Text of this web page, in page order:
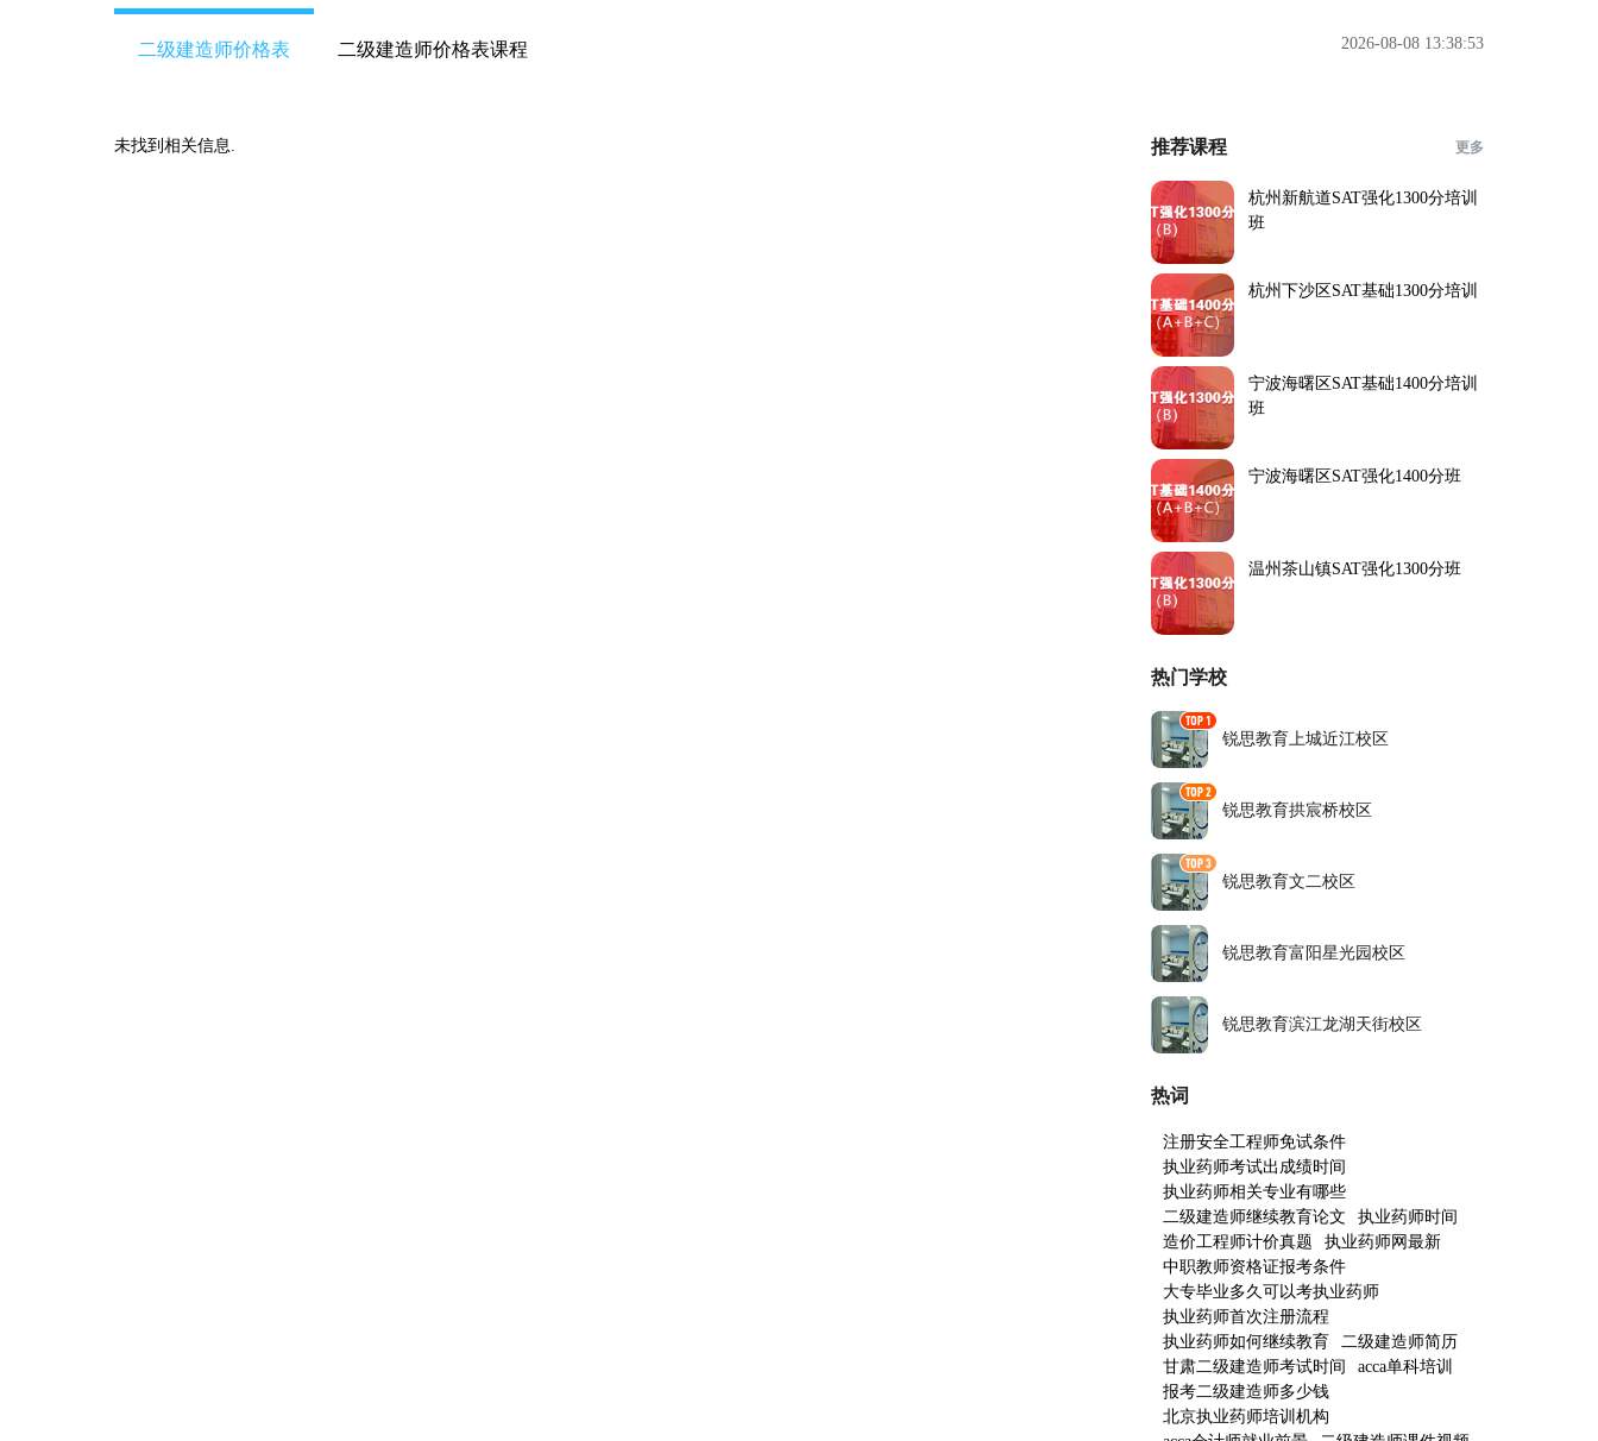
2026-08-08 13:38:53
二级建造师价格表 二级建造师价格表课程
未找到相关信息. 推荐课程 更多
杭州新航道SAT强化1300分培训
班
杭州下沙区SAT基础1300分培训
宁波海曙区SAT基础1400分培训
班
宁波海曙区SAT强化1400分班
温州茶山镇SAT强化1300分班
热门学校
锐思教育上城近江校区
锐思教育拱宸桥校区
锐思教育文二校区
锐思教育富阳星光园校区
锐思教育滨江龙湖天街校区
热词
注册安全工程师免试条件
执业药师考试出成绩时间
执业药师相关专业有哪些
二级建造师继续教育论文
执业药师时间
造价工程师计价真题
执业药师网最新
中职教师资格证报考条件
大专毕业多久可以考执业药师
执业药师首次注册流程
执业药师如何继续教育
二级建造师简历
甘肃二级建造师考试时间
acca单科培训
报考二级建造师多少钱
北京执业药师培训机构